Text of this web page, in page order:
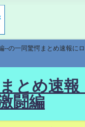
の一同驚愕まとめ速報に
とめ速報
闘編